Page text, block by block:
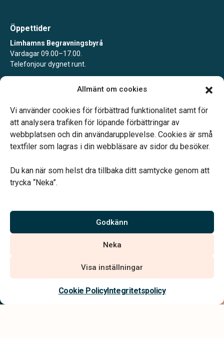
Allmänt om cookies
Vi använder cookies för förbättrad funktionalitet samt för
att analysera trafiken för löpande förbättringar av
webbplatsen och din användarupplevelse. Cookies är små
textfiler som lagras i din webbläsare av sidor du besöker.
Du kan när som helst dra tillbaka ditt samtycke genom att
trycka “Neka”.
Godkänn
Neka
Visa inställningar
Cookie PolicyIntegritetspolicy
Kontakta oss
Öppettider
Limhamns Begravningsbyrå
Vardagar 09.00–17.00.
Telefonjour dygnet runt.
Limhamns Begravningsbyrå Värnhem
Telefonjour dygnet runt.
Vårt systerbolag Verahill hjälper dig med familjejuridiken –
Vi är auktoriserade av Sveriges Begravningsbyråers Förbund och
har högt ställda krav på utbildning, kvalitet, miljö och arbetsmiljö.